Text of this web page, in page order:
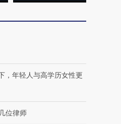
，年轻人与高学历女性更
位律师